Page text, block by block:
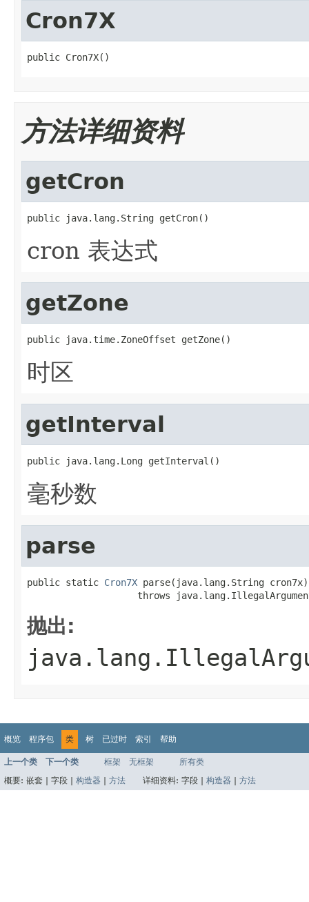
Cron7X
public Cron7X()
方法详细资料
getCron
public java.lang.String getCron()
cron 表达式
getZone
public java.time.ZoneOffset getZone()
时区
getInterval
public java.lang.Long getInterval()
毫秒数
parse
public static Cron7X parse(java.lang.String cron7x)
throws
抛出:
概览 程序包 类 树 已过时 索引 帮助
上一个类 下一个类 框架 无框架
所有类
概要: 嵌套 | 字段 | 构造器 方法 详细资料: 字段 | 构造器 方法